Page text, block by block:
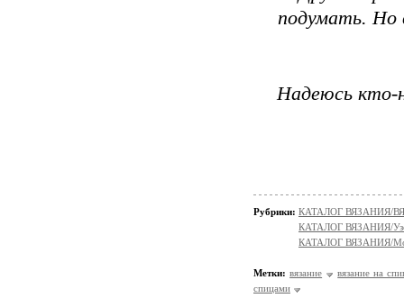
подумать. Но
Надеюсь кто-
Рубрики: КАТАЛОГ ВЯЗАНИЯ/
КАТАЛОГ ВЯЗАНИЯ/
КАТАЛОГ ВЯЗАНИЯ/
Метки: вязание
вязание на
спицами